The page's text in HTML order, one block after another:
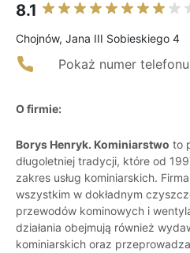
8.1
Chojnów, Jana III Sobieskiego 4
Pokaż numer telefonu
O firmie:
Borys Henryk. Kominiarstwo to
długoletniej tradycji, które od
zakres usług kominiarskich.
wszystkim w dokładnym
przewodów kominowych i
działania obejmują również
kominiarskich oraz